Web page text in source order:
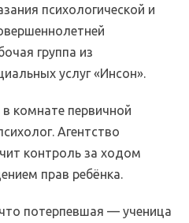
психологической и
группа из
услуг «Инсон».
комнате первичной
Агентство
контроль за ходом
прав ребёнка.
потерпевшая — ученица